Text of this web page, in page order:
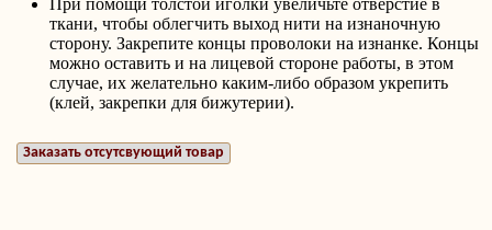
При помощи толстой иголки увеличьте отверстие в
ткани, чтобы облегчить выход нити на изнаночную
сторону. Закрепите концы проволоки на изнанке. Концы
можно оставить и на лицевой стороне работы, в этом
случае, их желательно каким-либо образом укрепить
(клей, закрепки для бижутерии).
Заказать отсутсвующий товар